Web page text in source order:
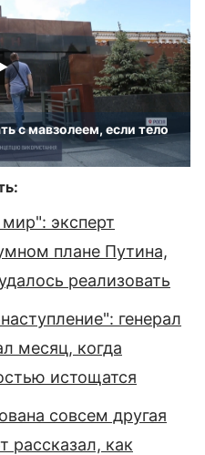
с мавзолеем, если тело
эксперт
плане Путина,
реализовать
генерал
месяц, когда
истощатся
совсем другая
рассказал, как